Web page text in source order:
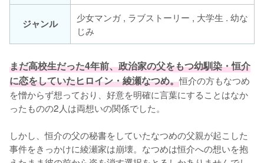
ジャンル
少女マンガ , ラブストーリー , 大学生 . 幼な
じみ
まだ高校生だった4年前、政治家の父をもつ幼馴染・恒介
に恋をしていたヒロイン・綾瀬なつめ。恒介の方もなつめ
を憎からず想っており、好意を明確に言葉にすることはなか
ったものの2人は両想いの関係でした。
しかし、恒介の父の秘書をしていたなつめの父親が起こした
事件をきっかけに綾瀬家は崩壊。なつめは恒介への想いを抱